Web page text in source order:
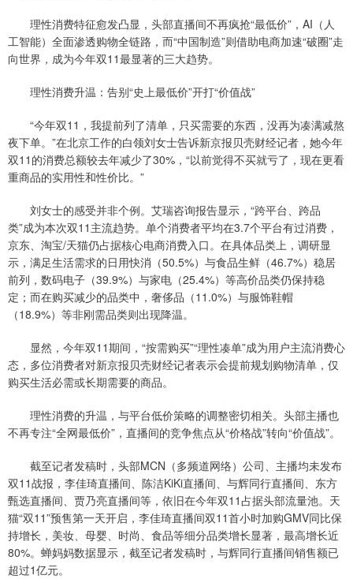
理性消费特征愈发凸显，头部直播间不再疯抢“最低价”，AI（人
工智能）全面渗透购物全链路，而“中国制造”则借助电商加速“破圈”走
向世界，成为今年双11最显著的三大趋势。
理性消费升温：告别“史上最低价”开打“价值战”
“今年双11，我提前列了清单，只买需要的东西，没再为凑满减熬
夜下单。”在北京工作的白领刘女士告诉新京报贝壳财经记者，她今年
双11的消费总额较去年减少了30%，“以前觉得不买就亏了，现在更看
重商品的实用性和性价比。”
刘女士的感受并非个例。艾瑞咨询报告显示，“跨平台、跨品
类”成为本次双11主流趋势。单个消费者平均在3.7个平台有过消费，
京东、淘宝/天猫仍占据核心电商消费入口。在具体品类上，调研显
示，满足生活需求的日用快消（50.5%）与食品生鲜（46.7%）稳居
前列，数码电子（39.9%）与家电（25.4%）等高价品类仍保持稳
定；而在购买减少的品类中，奢侈品（11.0%）与服饰鞋帽
（18.9%）等非刚需品类则出现降温。
显然，今年双11期间，“按需购买”“理性凑单”成为用户主流消费心
态，多位消费者对新京报贝壳财经记者表示会提前规划购物清单，仅
购买生活必需或长期需要的商品。
理性消费的升温，与平台低价策略的调整密切相关。头部主播也
不再专注“全网最低价”，直播间的竞争焦点从“价格战”转向“价值战”。
截至记者发稿时，头部MCN（多频道网络）公司、主播均未发布
双11战报，李佳琦直播间、陈洁KiKi直播间、与辉同行直播间、东方
甄选直播间、贾乃亮直播间等，依旧在今年双11占据头部流量池。天
猫“双11”预售第一天开启，李佳琦直播间双11首小时加购GMV同比保
持增长，美妆、母婴、时尚、食品等细分品类增长显著，最高增长近
80%。蝉妈妈数据显示，截至记者发稿时，与辉同行直播间销售额已
超过1亿元。